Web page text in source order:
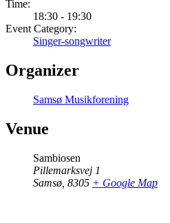
Time:
18:30 - 19:30
Event Category:
Singer-songwriter
Organizer
Samsø Musikforening
Venue
Sambiosen
Pillemarksvej 1
Samsø 8305 + Google Map